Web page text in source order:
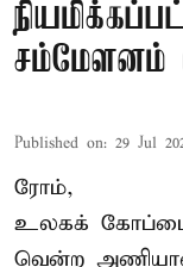
சம்மேளனம்
Published on: 29 Jul
ரோம்,
உலகக் கோப்பை
வென்ற